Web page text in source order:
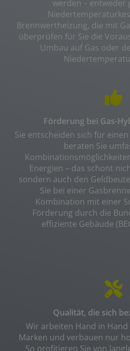
werden – entweder
Brennwertheizung, die mit
überprüfen für Sie die
Umbau auf Gas oder
Förderung bei Gas-
Sie entscheiden sich für
beraten Sie
Energien – das schont
sondern auch den
Sie bei einer
Kombination mit einer
Förderung durch die
effiziente Gebäude
Qualität, die sich
Wir arbeiten Hand in
Marken und verbauen nur
So profitieren Sie von